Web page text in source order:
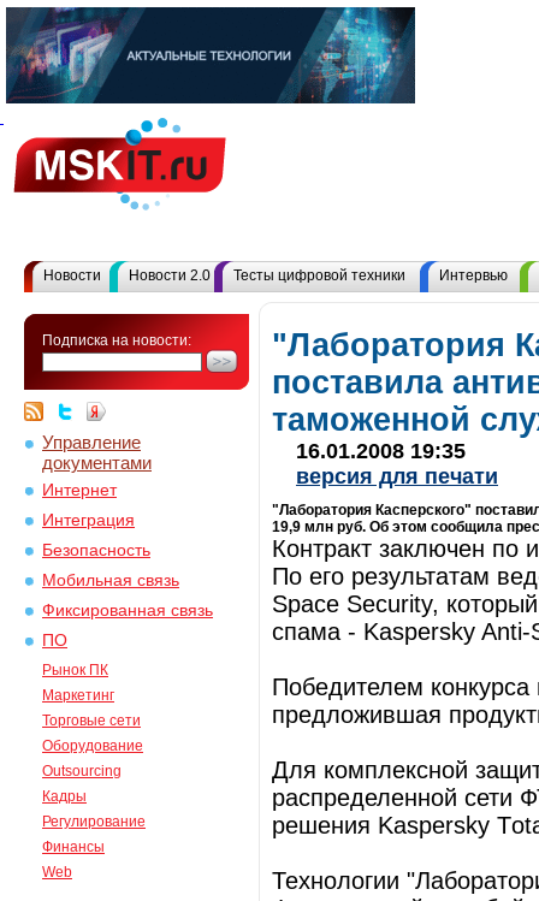
Новости Новости 2.0 Тесты цифровой техники Интервью
Подписка на новости:
Управление
документами
Интернет
Интеграция
Безопасность
Мобильная связь
Фиксированная связь
ПО
Рынок ПК
Маркетинг
Торговые сети
Оборудование
Outsourcing
Кадры
Регулирование
Финансы
Web
"Лаборатория
поставила
таможенной
16.01.2008 19:35
версия для печати
"Лаборатория Касперского"
19,9 млн руб. Об этом сообщила
Контракт заключен по
По его результатам
Space Security,
спама - Kaspersky Anti-
Победителем
предложившая
Для комплексной
распределенной сети
решения Kaspersky
Технологии